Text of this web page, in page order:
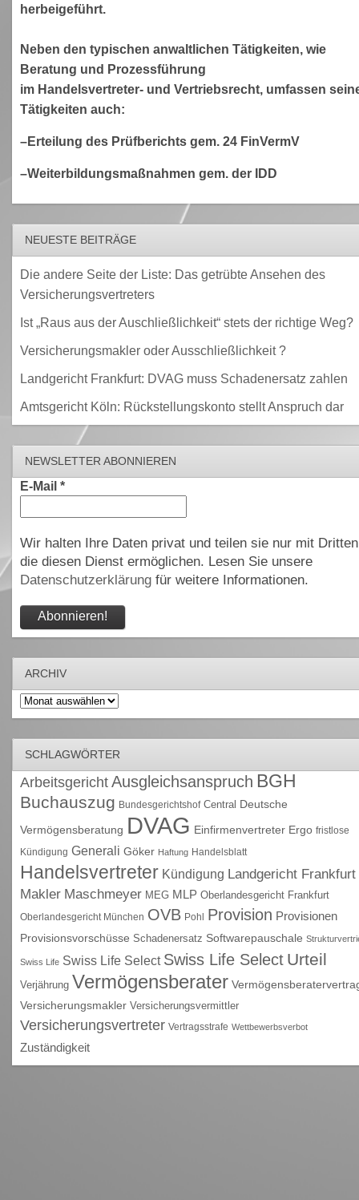
herbeigeführt.
Neben den typischen anwaltlichen Tätigkeiten, wie
Beratung und Prozessführung
im Handelsvertreter- und Vertriebsrecht, umfassen
Tätigkeiten auch:
–Erteilung des Prüfberichts gem. 24 FinVermV
–Weiterbildungsmaßnahmen gem. der IDD
NEUESTE BEITRÄGE
Die andere Seite der Liste: Das getrübte Ansehen des
Versicherungsvertreters
Ist „Raus aus der Auschließlichkeit“ stets der richtige Weg?
Versicherungsmakler oder Ausschließlichkeit ?
Landgericht Frankfurt: DVAG muss Schadenersatz zahlen
Amtsgericht Köln: Rückstellungskonto stellt Anspruch dar
NEWSLETTER ABONNIEREN
E-Mail *
Wir halten Ihre Daten privat und teilen sie nur mit
die diesen Dienst ermöglichen. Lesen Sie unsere
Datenschutzerklärungfür weitere Informationen.
ARCHIV
Archiv
SCHLAGWÖRTER
Arbeitsgericht Ausgleichsanspruch BGH
Buchauszug Bundesgerichtshof Central Deutsche
Vermögensberatung DVAG Einfirmenvertreter Ergo fristlose
Kündigung Generali Göker Haftung Handelsblatt
Handelsvertreter Kündigung Landgericht Frankfurt
Makler Maschmeyer MEG MLP Oberlandesgericht Frankfurt
Oberlandesgericht München OVB Pohl Provision Provisionen
Provisionsvorschüsse Schadenersatz Softwarepauschale
Swiss Life Swiss Life Select Swiss Life Select Urteil
Verjährung Vermögensberater
Versicherungsmakler Versicherungsvermittler
Versicherungsvertreter Vertragsstrafe Wettbewerbsverbot
Zuständigkeit